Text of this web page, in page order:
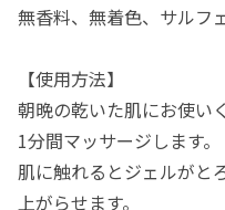
無香料、無着色、サルフ
【使用方法】
朝晩の乾いた肌にお使い
1分間マッサージします。
肌に触れるとジェルがと
上がらせます。